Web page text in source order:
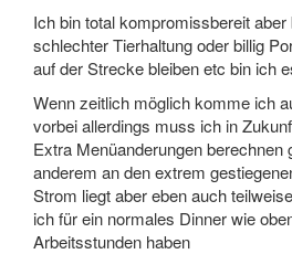
Ich bin total kompromissbereit
schlechter Tierhaltung oder billig
auf der Strecke bleiben etc bin ich
Wenn zeitlich möglich komme ich
vorbei allerdings muss ich in
Extra Menüanderungen berechnen
anderem an den extrem
Strom liegt aber eben auch
ich für ein normales Dinner wie
Arbeitsstunden haben